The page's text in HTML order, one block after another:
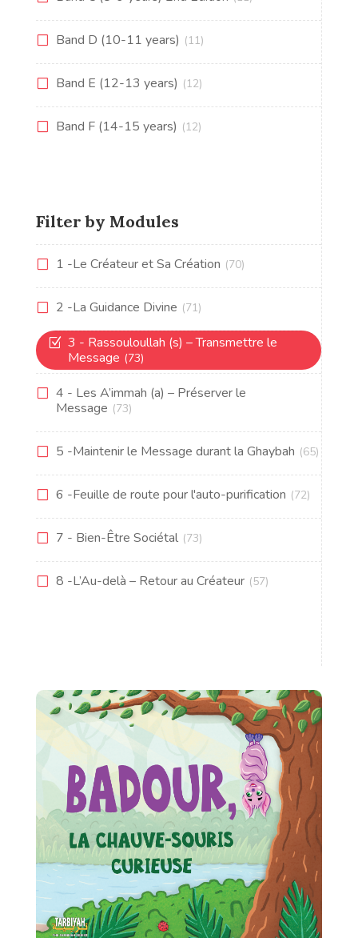
Band D (10-11 years) (11)
Band E (12-13 years) (12)
Band F (14-15 years) (12)
Filter by Modules
1 -Le Créateur et Sa Création (70)
2 -La Guidance Divine (71)
3 - Rassouloullah (s) – Transmettre le
Message (73)
4 - Les A’immah (a) – Préserver le
Message (73)
5 -Maintenir le Message durant la Ghaybah (65)
6 -Feuille de route pour l'auto-purification (72)
7 - Bien-Être Sociétal (73)
8 -L’Au-delà – Retour au Créateur (57)